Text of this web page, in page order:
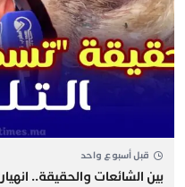
قبل أسبوع واحد
بين الشائعات والحقيقة..